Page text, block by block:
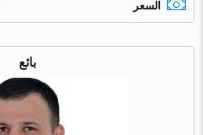
السعر
بائع